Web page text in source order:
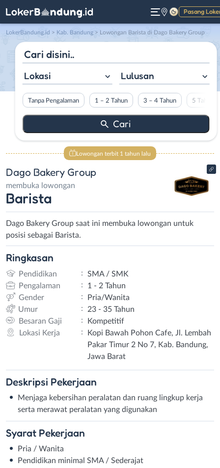
Pasang
Gelap
LokerBandung.id > Kab. Bandung > Lowongan Barista di Dago Bakery Group
Lokasi Lulusan
Tanpa Pengalaman 1 – 2 Tahun 3 – 4 Tahun 5 Tahun
Lowongan terbit 1 tahun lalu
Dago Bakery Group
membuka lowongan
Barista
Dago Bakery Group saat ini membuka lowongan untuk
posisi sebagai Barista.
Ringkasan
Pendidikan :
SMA / SMK
Pengalaman
:
1 - 2 Tahun
Gender
:
Pria/Wanita
Umur
:
23 - 35 Tahun
Besaran Gaji
:
Kompetitif
Lokasi Kerja
:
Kopi Bawah Pohon Cafe, Jl. Lembah
Pakar Timur 2 No 7, Kab. Bandung,
Jawa Barat
Deskripsi Pekerjaan
Menjaga kebersihan peralatan dan ruang lingkup kerja
serta merawat peralatan yang digunakan
Syarat Pekerjaan
Pria / Wanita
Pendidikan minimal SMA / Sederajat